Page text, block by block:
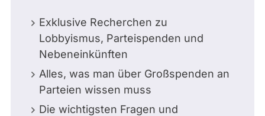
Exklusive Recherchen zu
Lobbyismus, Parteispenden und
Nebeneinkünften
Alles, was man über Großspenden an
Parteien wissen muss
Die wichtigsten Fragen und